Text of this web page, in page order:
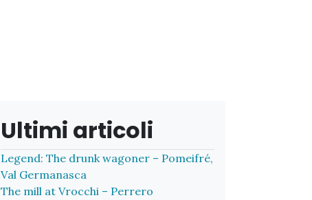
Ultimi articoli
Legend: The drunk wagoner – Pomeifré,
Val Germanasca
The mill at Vrocchi – Perrero